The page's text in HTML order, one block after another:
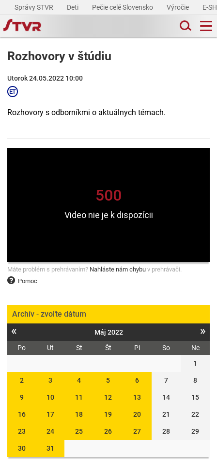
Správy STVR Deti Pečie celé Slovensko Výročie E-
Rozhovory v štúdiu
Utorok 24.05.2022 10:00
Rozhovory s odborníkmi o aktuálnych témach.
Pomoc
Máte problém s prehrávaním? Nahláste nám chybu v prehrávači.
Archív - zvoľte dátum
« Máj 2022 »
Po Ut St Št Pi So
Ne
1
2 3 4 5 6 7 8
9 10 11 12 13 14 15
16 17 18 19 20 21 22
23 24 25 26 27 28 29
30 31